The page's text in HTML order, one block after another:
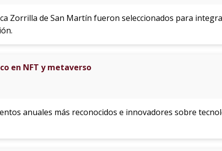
Zorrilla de San Martín fueron seleccionados para
en NFT y metaverso
anuales más reconocidos e innovadores sobre